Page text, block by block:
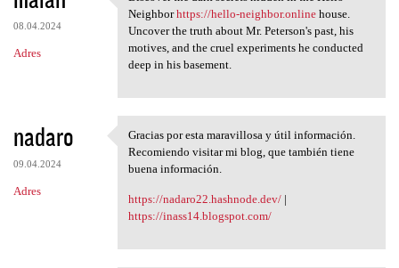
08.04.2024
Adres
Discover the dark secrets
Neighborhttps://hello-neighbor.onlinehouse.
Uncover the truth about Mr. Peterson's past, his
motives, and the cruel experiments he conducted
deep in his basement.
nadaro
09.04.2024
Adres
Gracias por esta maravillosa
Gracias por esta maravillosa y útil información.
Recomiendo visitar mi blog, que también tiene
buena información.
https://nadaro22.hashnode.dev/|
https://inass14.blogspot.com/